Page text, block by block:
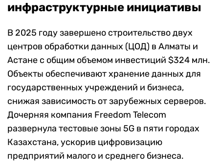
инфраструктурные инициативы
В 2025 году завершено строительство двух
центров обработки данных (ЦОД) в Алматы и
Астане с общим объемом инвестиций $324 млн.
Объекты обеспечивают хранение данных для
государственных учреждений и бизнеса,
снижая зависимость от зарубежных серверов.
Дочерняя компания Freedom Telecom
развернула тестовые зоны 5G в пяти городах
Казахстана, ускорив цифровизацию
предприятий малого и среднего бизнеса.